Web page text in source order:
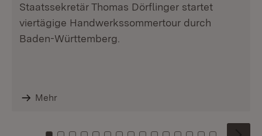
Staatssekretär Thomas Dörflinger startet
viertägige Handwerkssommertour durch
Baden-Württemberg.
Mehr